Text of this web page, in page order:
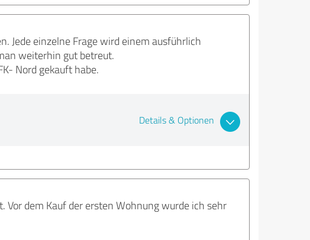
Jede einzelne Frage wird einem ausführlich
weiterhin gut betreut.
Nord gekauft habe.
Details & Optionen
Vor dem Kauf der ersten Wohnung wurde ich sehr